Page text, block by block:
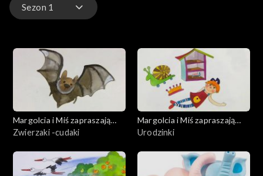
Sezon 1
Margolcia i Miś zapraszają
dziś
Zwierzaki -cudaki
Margolcia i Miś zapraszają
dziś
Urodzinki